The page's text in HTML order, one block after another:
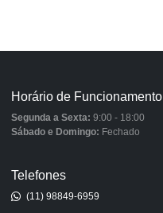
Horário de Funcionamento
Segunda a Sexta: 9:00 - 18:00
Sábado e Domingo: Fechado
Telefones
(11) 98849-6959